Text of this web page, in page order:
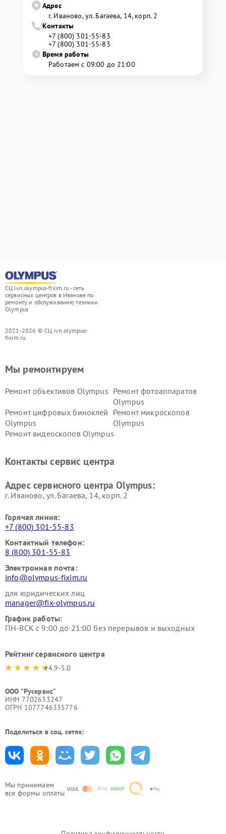
Адрес
г. Иваново, ул. Багаева, 14, корп. 2
Контакты
+7 (800) 301-55-83
+7 (800) 301-55-83
Время работы
Работаем с 09:00 до 21:00
СЦ ivn.olympus-fixim.ru - сеть
сервисных центров в Иванове по
ремонту и обслуживанию техники
Olympus
2021-2026 © СЦ ivn.olympus-
fixim.ru
Мы принимаем
все формы оплаты
Мы ремонтируем
Ремонт объективов Olympus Ремонт фотоаппаратов
Olympus
Ремонт цифровых биноклей
Olympus
Ремонт микроскопов
Olympus
Ремонт видеоскопов Olympus
Контакты сервис центра
Адрес сервисного центра Olympus:
г. Иваново, ул. Багаева, 14, корп. 2
Горячая линия:
+7 (800) 301-55-83
Контактный телефон:
8 (800) 301-55-83
Электронная почта:
info@olympus-fixim.ru
для юридических лиц
manager@fix-olympus.ru
График работы:
ПН-ВСК с 9:00 до 21:00 без перерывов и выходных
Рейтинг сервисного центра
4.9-5.0
ООО "Русервис"
ИНН 7702633247
ОГРН 1077746335776
Поделиться в соц. сетях: